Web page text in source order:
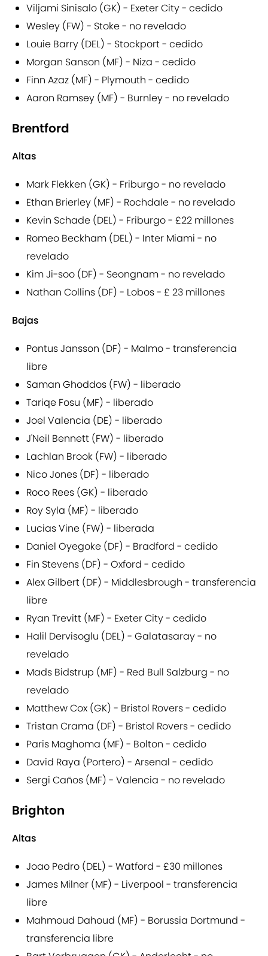
Viljami Sinisalo (GK) - Exeter City - cedido
Wesley (FW) - Stoke - no revelado
Louie Barry (DEL) - Stockport - cedido
Morgan Sanson (MF) - Niza - cedido
Finn Azaz (MF) - Plymouth - cedido
Aaron Ramsey (MF) - Burnley - no revelado
Brentford
Altas
Mark Flekken (GK) - Friburgo - no revelado
Ethan Brierley (MF) - Rochdale - no revelado
Kevin Schade (DEL) - Friburgo - £22 millones
Romeo Beckham (DEL) - Inter Miami - no
revelado
Kim Ji-soo (DF) - Seongnam - no revelado
Nathan Collins (DF) - Lobos - £ 23 millones
Bajas
Pontus Jansson (DF) - Malmo - transferencia
libre
Saman Ghoddos (FW) - liberado
Tariqe Fosu (MF) - liberado
Joel Valencia (DE) - liberado
J'Neil Bennett (FW) - liberado
Lachlan Brook (FW) - liberado
Nico Jones (DF) - liberado
Roco Rees (GK) - liberado
Roy Syla (MF) - liberado
Lucias Vine (FW) - liberada
Daniel Oyegoke (DF) - Bradford - cedido
Fin Stevens (DF) - Oxford - cedido
Alex Gilbert (DF) - Middlesbrough - transferencia
libre
Ryan Trevitt (MF) - Exeter City - cedido
Halil Dervisoglu (DEL) - Galatasaray - no
revelado
Mads Bidstrup (MF) - Red Bull Salzburg - no
revelado
Matthew Cox (GK) - Bristol Rovers - cedido
Tristan Crama (DF) - Bristol Rovers - cedido
Paris Maghoma (MF) - Bolton - cedido
David Raya (Portero) - Arsenal - cedido
Sergi Caños (MF) - Valencia - no revelado
Brighton
Altas
Joao Pedro (DEL) - Watford - £30 millones
James Milner (MF) - Liverpool - transferencia
libre
Mahmoud Dahoud (MF) - Borussia Dortmund -
transferencia libre